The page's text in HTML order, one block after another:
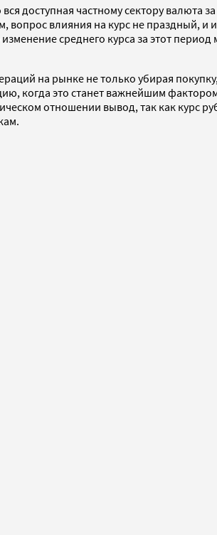
доступная частному сектору валюта
влияния на курс не праздный, и
среднего курса за этот
на рынке не только убирая
когда это станет важнейшим
отношении вывод, так как курс